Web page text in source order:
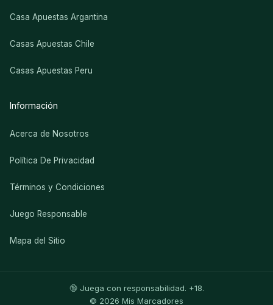
Casa Apuestas Argantina
Casas Apuestas Chile
Casas Apuestas Peru
Información
Acerca de Nosotros
Política De Privacidad
Términos y Condiciones
Juego Responsable
Mapa del Sitio
🔞 Juega con responsabilidad. +18.
© 2026 Mis Marcadores